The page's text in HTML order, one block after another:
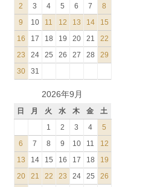
2
3 4 5 6 7
8
9
10 11 12 13 14
15
16
17 18 19 20 21
22
23
24 25 26 27 28
29
30
31
2026年9月
日 月 火 水 木 金
土
1
2 3 4
5
6
7 8 9 10 11
12
13
14 15 16 17 18
19
20
21 22 23 24 25
26